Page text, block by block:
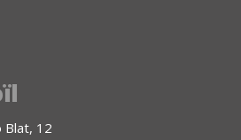
Blat, 12